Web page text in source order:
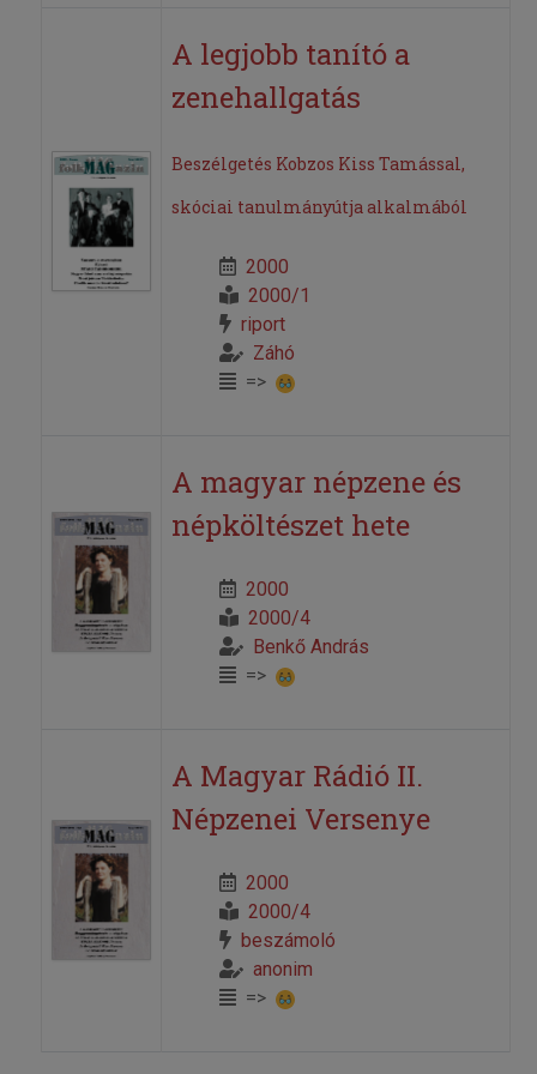
A legjobb tanító a
zenehallgatás
Beszélgetés Kobzos Kiss Tamással,
skóciai tanulmányútja alkalmából
2000
2000/1
riport
Záhó
=>
A magyar népzene és
népköltészet hete
2000
2000/4
Benkő András
=>
A Magyar Rádió II.
Népzenei Versenye
2000
2000/4
beszámoló
anonim
=>